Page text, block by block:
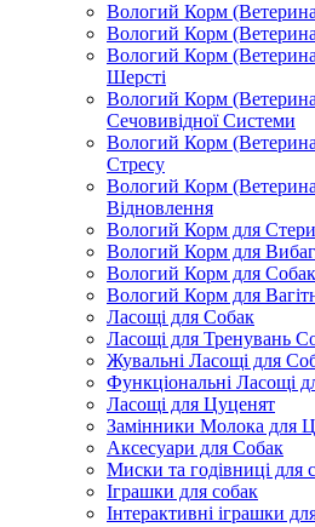
Вологий Корм
Вологий Корм
Вологий Корм
Шерсті
Вологий Корм
Сечовивідної Системи
Вологий Корм
Стресу
Вологий Корм
Відновлення
Вологий Корм для
Вологий Корм для
Вологий Корм для
Вологий Корм для
Ласощі для Собак
Ласощі для Тренувань
Жувальні Ласощі для
Функціональні Ласощі
Ласощі для Цуценят
Замінники Молока для
Аксесуари для Собак
Миски та годівниці для
Іграшки для собак
Інтерактивні іграшки